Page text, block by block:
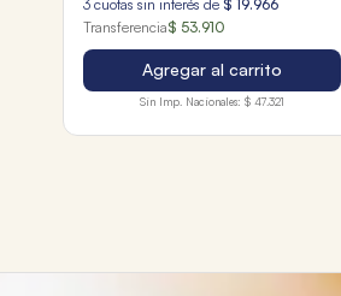
3 cuotas sin interés de $ 19.966
Transferencia$ 53.910
Agregar al carrito
Sin Imp. Nacionales: $ 47.321